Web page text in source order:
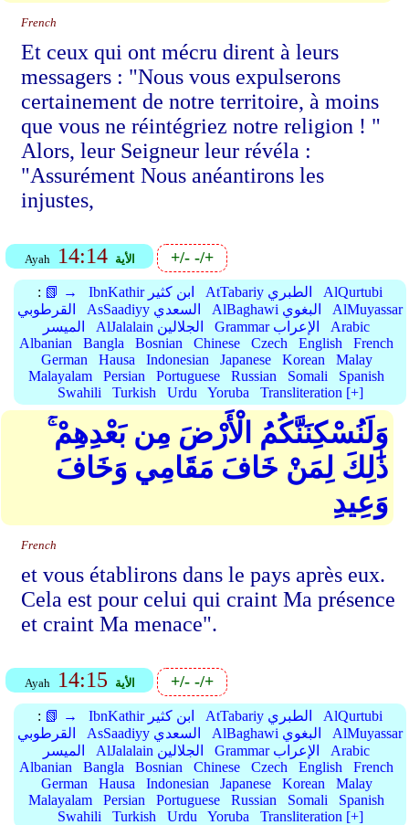
French
Et ceux qui ont mécru dirent à leurs
messagers : "Nous vous expulserons
certainement de notre territoire, à moins
que vous ne réintégriez notre religion ! "
Alors, leur Seigneur leur révéla :
"Assurément Nous anéantirons les
injustes,
Ayah 14:14 الأية +/--/+
: 📗 → IbnKathir ابن كثير AtTabariy الطبري
AlQurtubi
القرطوبي
AsSaadiyy السعدي AlBaghawi البغوي
AlMuyassar
الميسر
AlJalalain الجلالين Grammar الإعراب
Arabic
Albanian
Bangla Bosnian Chinese Czech English
French
German
Hausa Indonesian Japanese Korean
Malay
Malayalam
Persian Portuguese Russian Somali
Spanish
Swahili
Turkish Urdu Yoruba Transliteration [+]
وَلَنُسْكِنَنَّكُمُ الْأَرْضَ مِن بَعْدِهِمْ ۚ
ذَٰلِكَ لِمَنْ خَافَ مَقَامِي وَخَافَ
وَعِيدِ
French
et vous établirons dans le pays après eux.
Cela est pour celui qui craint Ma présence
et craint Ma menace".
Ayah 14:15 الأية +/--/+
: 📗 → IbnKathir ابن كثير AtTabariy الطبري
AlQurtubi
القرطوبي
AsSaadiyy السعدي AlBaghawi البغوي
AlMuyassar
الميسر
AlJalalain الجلالين Grammar الإعراب
Arabic
Albanian
Bangla Bosnian Chinese Czech English
French
German
Hausa Indonesian Japanese Korean
Malay
Malayalam
Persian Portuguese Russian Somali
Spanish
Swahili
Turkish Urdu Yoruba Transliteration [+]